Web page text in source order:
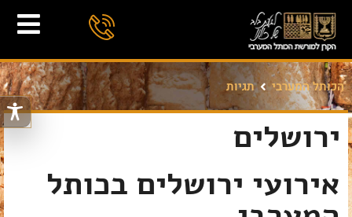
הכותל המערבי תגיות
ירושלים
אירועי ירושלים בכותל